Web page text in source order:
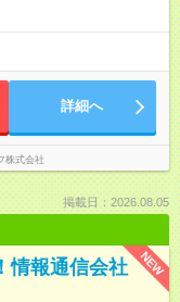
詳細へ
株式会社
掲載日：2026.08.05
NEW
情報通信会社